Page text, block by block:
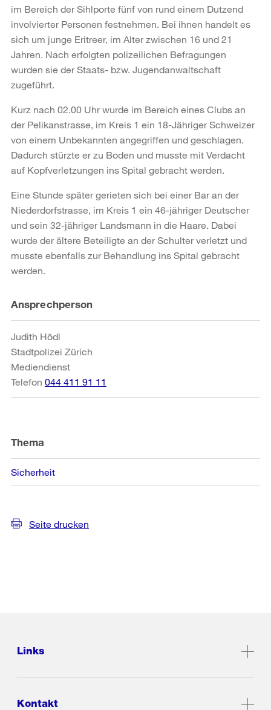
im Bereich der Sihlporte fünf von rund einem Dutzend
involvierter Personen festnehmen. Bei ihnen handelt es
sich um junge Eritreer, im Alter zwischen 16 und 21
Jahren. Nach erfolgten polizeilichen Befragungen
wurden sie der Staats- bzw. Jugendanwaltschaft
zugeführt.
Kurz nach 02.00 Uhr wurde im Bereich eines Clubs an
der Pelikanstrasse, im Kreis 1 ein 18-Jähriger Schweizer
von einem Unbekannten angegriffen und geschlagen.
Dadurch stürzte er zu Boden und musste mit Verdacht
auf Kopfverletzungen ins Spital gebracht werden.
Eine Stunde später gerieten sich bei einer Bar an der
Niederdorfstrasse, im Kreis 1 ein 46-jähriger Deutscher
und sein 32-jähriger Landsmann in die Haare. Dabei
wurde der ältere Beteiligte an der Schulter verletzt und
musste ebenfalls zur Behandlung ins Spital gebracht
werden.
Weitere
Informationen
Ansprechperson
Judith Hödl
Stadtpolizei Zürich
Mediendienst
Telefon 044 411 91 11
Thema
Sicherheit
Seite drucken
Links
Kontakt